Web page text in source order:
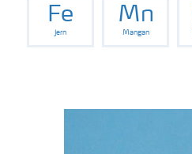
Fe
Jern
Mn
Mangan